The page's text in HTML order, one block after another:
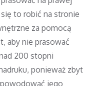
to robić na stronie
za pomocą
aby nie prasować
200 stopni
ponieważ zbyt
jego